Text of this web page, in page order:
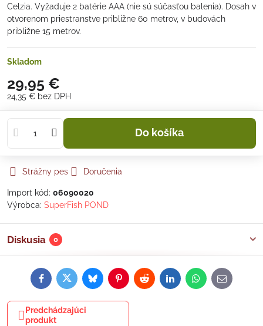
Celzia. Vyžaduje 2 batérie AAA (nie sú súčasťou balenia). Dosah v
otvorenom priestranstve približne 60 metrov, v budovách
približne 15 metrov.
Skladom
29,95 €
24,35 € bez DPH
Do košíka
Strážny pes Doručenia
Import kód: 06090020
Výrobca: SuperFish POND
Diskusia 0
FacebookTwitterBlueskyPinterestRedditLinkedInWhatsApp
E-
mail
Predchádzajúci
produkt